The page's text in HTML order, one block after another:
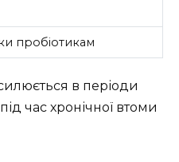
пробіотикам
в періоди
час хронічної втоми